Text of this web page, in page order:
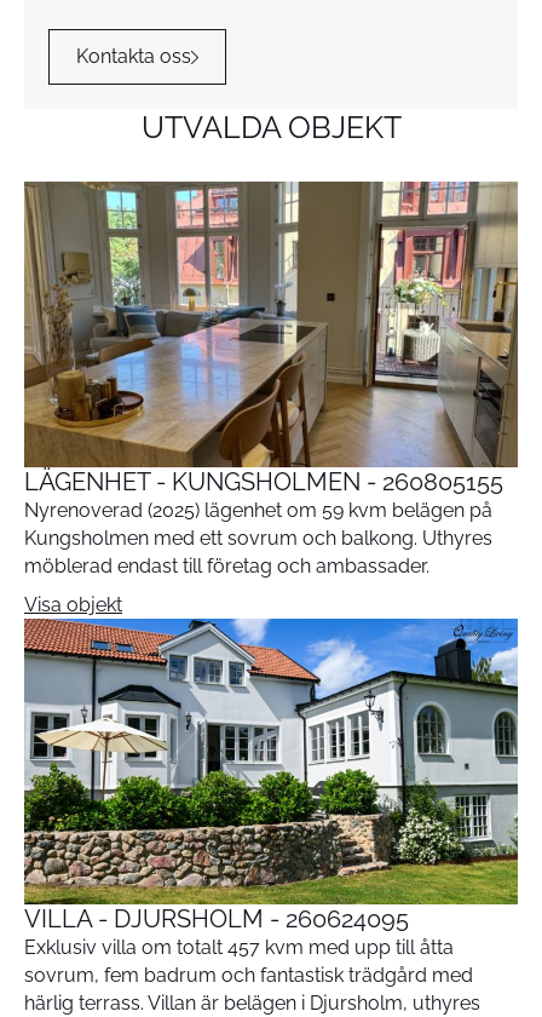
Kontakta oss
UTVALDA OBJEKT
LÄGENHET - KUNGSHOLMEN - 260805155
Nyrenoverad (2025) lägenhet om 59 kvm belägen på
Kungsholmen med ett sovrum och balkong. Uthyres
möblerad endast till företag och ambassader.
Visa objekt
VILLA - DJURSHOLM - 260624095
Exklusiv villa om totalt 457 kvm med upp till åtta
sovrum, fem badrum och fantastisk trädgård med
härlig terrass. Villan är belägen i Djursholm, uthyres